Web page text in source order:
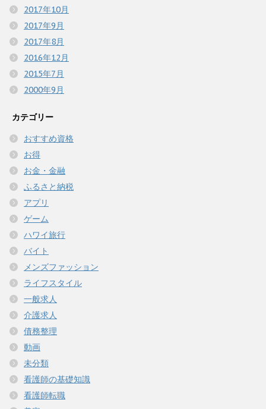
2017年10月
2017年9月
2017年8月
2016年12月
2015年7月
2000年9月
カテゴリー
おすすめ資格
お得
お金・金融
ふるさと納税
アプリ
ゲーム
ハワイ旅行
バイト
メンズファッション
ライフスタイル
一般求人
介護求人
債務整理
動画
未分類
看護師の基礎知識
看護師転職